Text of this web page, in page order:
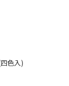
色入)